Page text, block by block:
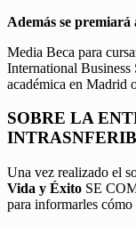
Además se premiará
Media Beca para
International Business
académica en Madrid
SOBRE LA
Una vez realizado el
Vida y Éxito SE
para informarles